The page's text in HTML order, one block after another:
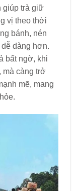
giúp trà giữ
vị theo thời
bánh, nén
dàng hơn.
bất ngờ, khi
mà càng trở
mẽ, mang